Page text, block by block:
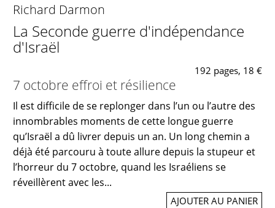
Richard Darmon
La Seconde guerre d'indépendance
d'Israël
192 pages, 18 €
7 octobre effroi et résilience
Il est difficile de se replonger dans l’un ou l’autre des
innombrables moments de cette longue guerre
qu’Israël a dû livrer depuis un an. Un long chemin a
déjà été parcouru à toute allure depuis la stupeur et
l’horreur du 7 octobre, quand les Israéliens se
réveillèrent avec les...
AJOUTER AU PANIER